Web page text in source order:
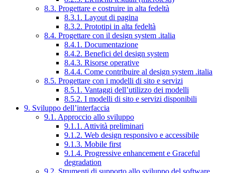
8.3. Progettare e costruire in alta fedeltà
8.3.1. Layout di pagina
8.3.2. Prototipi in alta fedeltà
8.4. Progettare con il design system .italia
8.4.1. Documentazione
8.4.2. Benefici del design system
8.4.3. Risorse operative
8.4.4. Come contribuire al design system .italia
8.5. Progettare con i modelli di sito e servizi
8.5.1. Vantaggi dell’utilizzo dei modelli
8.5.2. I modelli di sito e servizi disponibili
9. Sviluppo dell’interfaccia
9.1. Approccio allo sviluppo
9.1.1. Attività preliminari
9.1.2. Web design responsivo e accessibile
9.1.3. Mobile first
9.1.4. Progressive enhancement e Graceful
degradation
9.2. Strumenti di supporto allo sviluppo del software